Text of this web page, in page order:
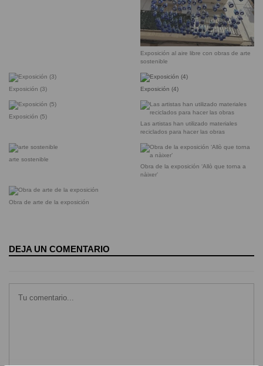
Exposición al aire libre con obras de arte
sostenible
Exposición (3) Exposición (4)
Exposición (5)
Las artistas han utilizado materiales
reciclados para hacer las obras
arte sostenible
Obra de la exposición ‘Allò que torna a
nàixer’
Obra de arte de la exposición
DEJA UN COMENTARIO